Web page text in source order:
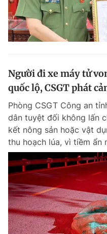
Người đi xe máy tử
quốc lộ, CSGT phát
Phòng CSGT Công an
dân tuyệt đối không lấn
kết nông sản hoặc vật
thu hoạch lúa, vì tiềm ẩn